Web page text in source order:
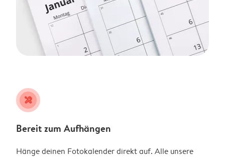
tools
Bereit zum Aufhängen
Hänge deinen Fotokalender direkt auf. Alle unsere